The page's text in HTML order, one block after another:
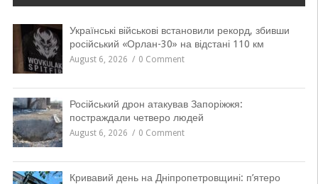
Українські військові встановили рекорд, збивши
російський «Орлан-30» на відстані 110 км
August 6, 2026 0 Comment
Російський дрон атакував Запоріжжя:
постраждали четверо людей
August 6, 2026 0 Comment
Кривавий день на Дніпропетровщині: п’ятеро